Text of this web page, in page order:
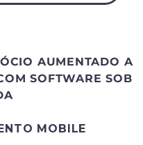
AUMENTADO A
SOFTWARE SOB
MOBILE